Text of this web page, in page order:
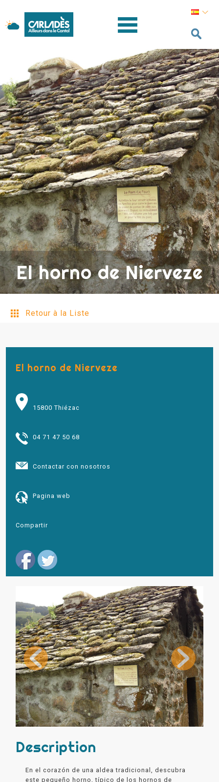
El horno de Nierveze
Retour à la Liste
El horno de Nierveze
15800 Thiézac
04 71 47 50 68
Contactar con nosotros
Pagina web
Compartir
Description
En el corazón de una aldea tradicional, descubra
este pequeño horno, típico de los hornos de